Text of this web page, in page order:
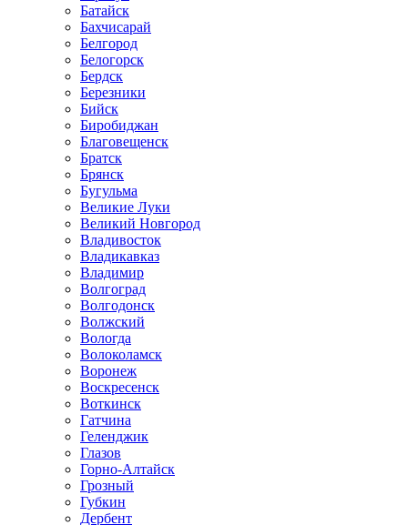
Батайск
Бахчисарай
Белгород
Белогорск
Бердск
Березники
Бийск
Биробиджан
Благовещенск
Братск
Брянск
Бугульма
Великие Луки
Великий Новгород
Владивосток
Владикавказ
Владимир
Волгоград
Волгодонск
Волжский
Вологда
Волоколамск
Воронеж
Воскресенск
Воткинск
Гатчина
Геленджик
Глазов
Горно-Алтайск
Грозный
Губкин
Дербент